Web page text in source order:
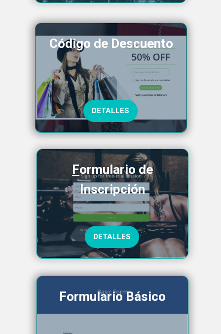
Formulario Básico
DETALLES
Formulario de
Inscripción
Código de Descuento
DETALLES